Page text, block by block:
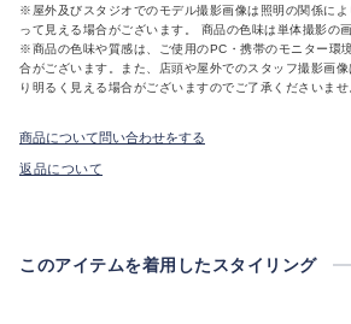
※屋外及びスタジオでのモデル撮影画像は照明の関係に
って見える場合がございます。 商品の色味は単体撮影の
※商品の色味や質感は、ご使用のPC・携帯のモニター環
合がございます。また、店頭や屋外でのスタッフ撮影画
り明るく見える場合がございますのでご了承くださいませ
商品について問い合わせをする
返品について
このアイテムを着用したスタイリング